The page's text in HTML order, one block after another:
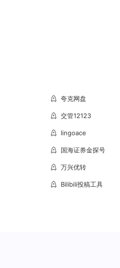
夸克网盘
交管12123
lingoace
国海证券金探号
万兴优转
Bilibili投稿工具